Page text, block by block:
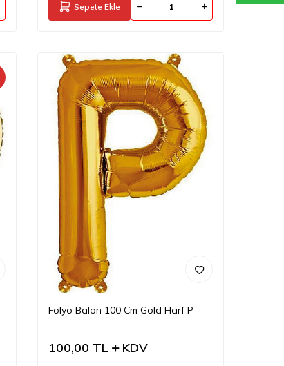
Sepete Ekle
Folyo Balon 100 Cm Gold Harf P
100,00 TL KDV